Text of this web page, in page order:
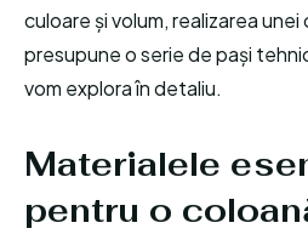
culoare și volum, realizarea
presupune o serie de pași
vom explora în detaliu.
Materialele
pentru o